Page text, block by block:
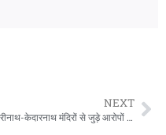
NEXT
बदरीनाथ-केदारनाथ मंदिरों से जुड़े आरोपों की निष्पक्ष जांच हो, उच्च न्यायालय के सेवानिवृत्त न्यायाधीश अथवा सर्वदलीय विधानसभा समिति से कराई जाए-यशपाल आर्य